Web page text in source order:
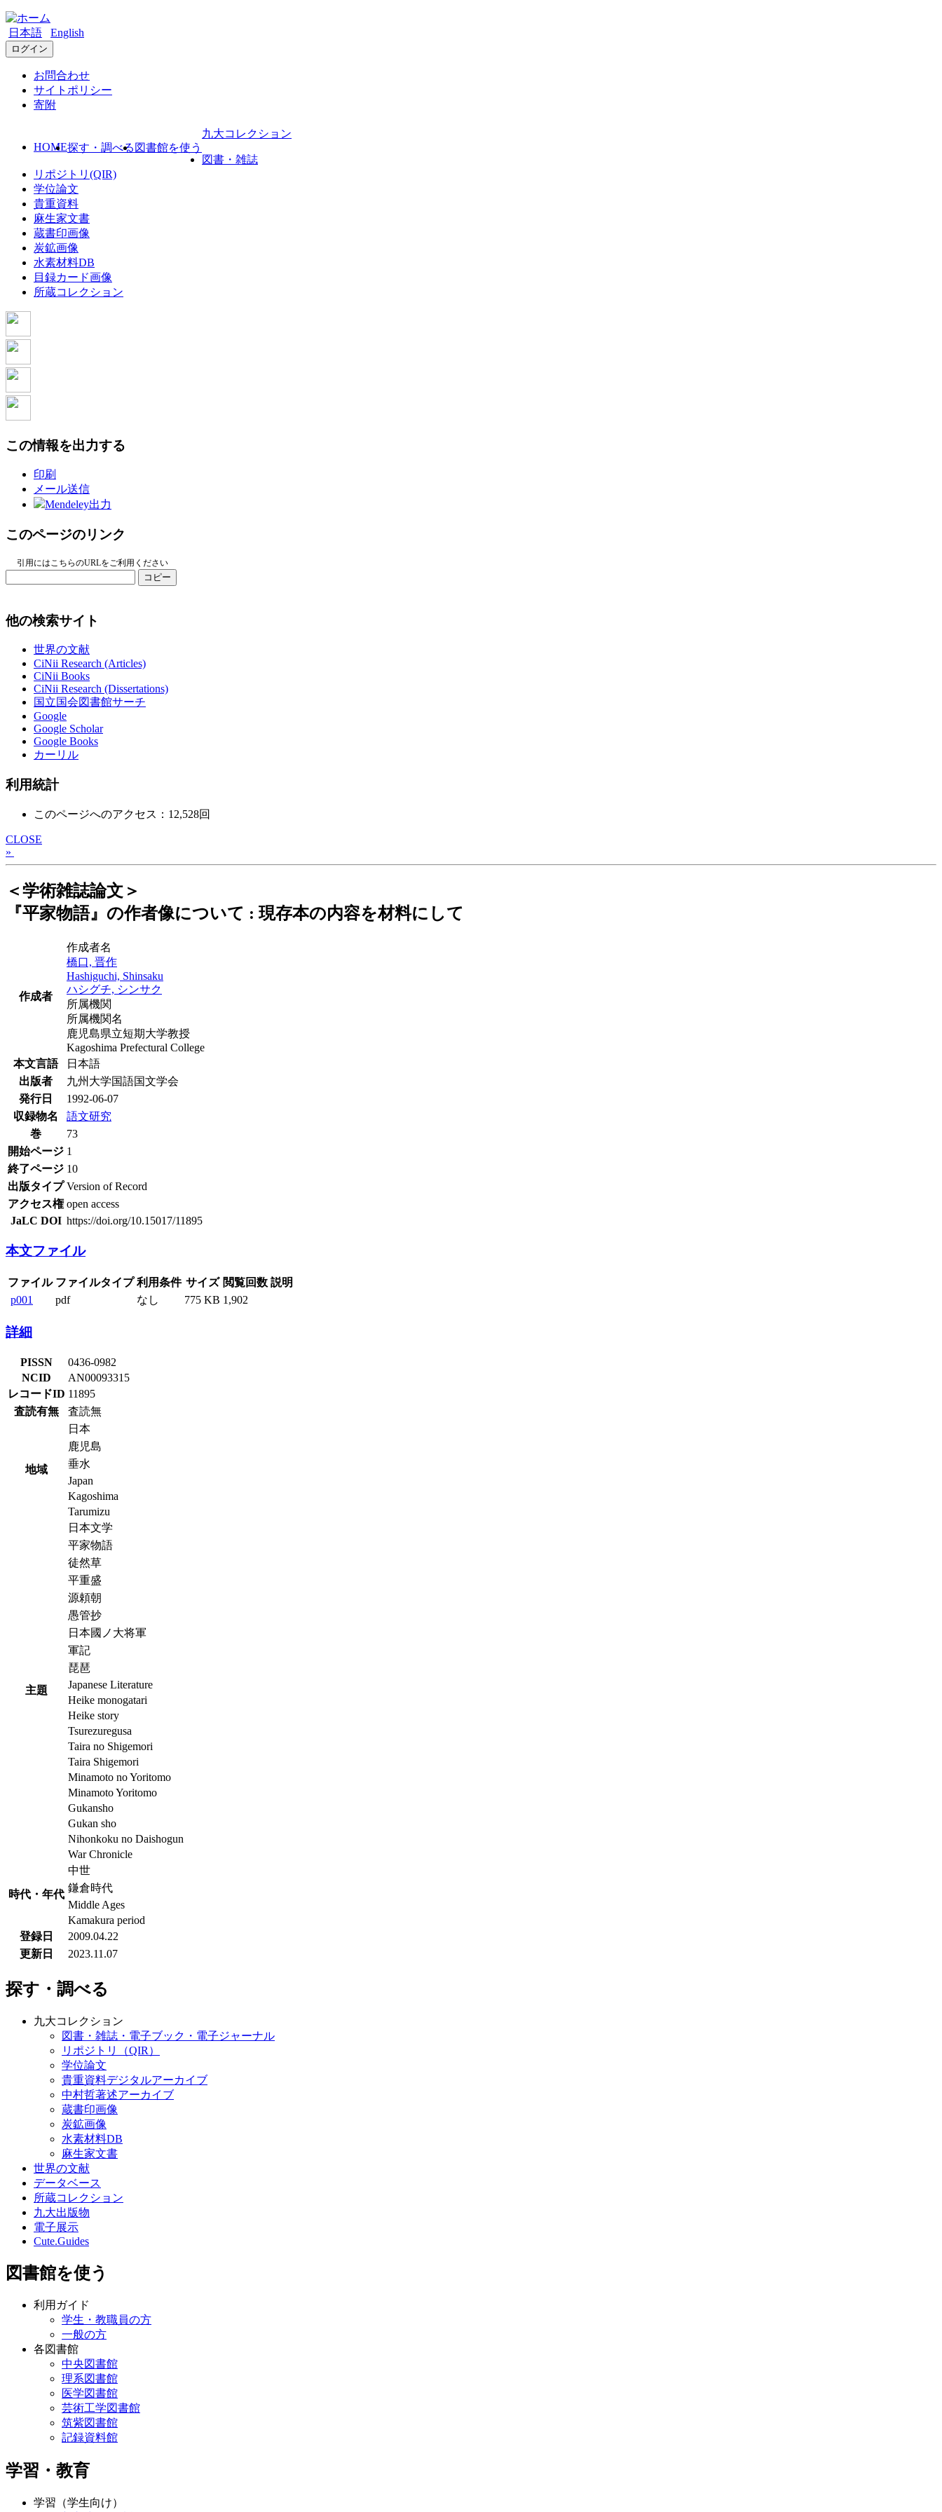
日本語 English
ログイン
お問合わせ
サイトポリシー
寄附
HOME探す・調べる 図書館を使う
九大コレクション
図書・雑誌
リポジトリ(QIR)
学位論文
貴重資料
麻生家文書
蔵書印画像
炭鉱画像
水素材料DB
目録カード画像
所蔵コレクション
この情報を出力する
印刷
メール送信
Mendeley出力
このページのリンク
引用にはこちらのURLをご利用ください
コピー
他の検索サイト
世界の文献
CiNii Research (Articles)
CiNii Books
CiNii Research (Dissertations)
国立国会図書館サーチ
Google
Google Scholar
Google Books
カーリル
利用統計
このページへのアクセス：12,528回
CLOSE
»
＜学術雑誌論文＞
『平家物語』の作者像について : 現存本の内容を材料にして
作成者
作成者名
橋口, 晋作
Hashiguchi, Shinsaku
ハシグチ, シンサク
所属機関
所属機関名
鹿児島県立短期大学教授
Kagoshima Prefectural College
本文言語
日本語
出版者
九州大学国語国文学会
発行日
1992-06-07
収録物名
語文研究
巻
73
開始ページ 1
終了ページ 10
出版タイプ Version of Record
アクセス権 open access
JaLC DOI https://doi.org/10.15017/11895
本文ファイル
ファイル ファイルタイプ 利用条件 サイズ 閲覧回数 説明
p001
pdf なし 775 KB 1,902
詳細
PISSN
0436-0982
NCID
AN00093315
レコードID 11895
査読有無
査読無
地域
日本
鹿児島
垂水
Japan
Kagoshima
Tarumizu
主題
日本文学
平家物語
徒然草
平重盛
源頼朝
愚管抄
日本國ノ大将軍
軍記
琵琶
Japanese Literature
Heike monogatari
Heike story
Tsurezuregusa
Taira no Shigemori
Taira Shigemori
Minamoto no Yoritomo
Minamoto Yoritomo
Gukansho
Gukan sho
Nihonkoku no Daishogun
War Chronicle
時代・年代
中世
鎌倉時代
Middle Ages
Kamakura period
登録日
2009.04.22
更新日
2023.11.07
探す・調べる
九大コレクション
図書・雑誌・電子ブック・電子ジャーナル
リポジトリ（QIR）
学位論文
貴重資料デジタルアーカイブ
中村哲著述アーカイブ
蔵書印画像
炭鉱画像
水素材料DB
麻生家文書
世界の文献
データベース
所蔵コレクション
九大出版物
電子展示
Cute.Guides
図書館を使う
利用ガイド
学生・教職員の方
一般の方
各図書館
中央図書館
理系図書館
医学図書館
芸術工学図書館
筑紫図書館
記録資料館
学習・教育
学習（学生向け）